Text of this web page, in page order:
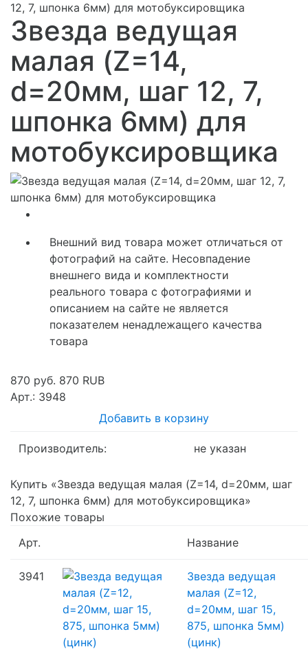
12, 7, шпонка 6мм) для мотобуксировщика
Звезда ведущая
малая (Z=14,
d=20мм, шаг 12, 7,
шпонка 6мм) для
мотобуксировщика
Внешний вид товара может отличаться от
фотографий на сайте. Несовпадение
внешнего вида и комплектности
реального товара с фотографиями и
описанием на сайте не является
показателем ненадлежащего качества
товара
870 руб. 870 RUB
Арт.: 3948
Добавить в корзину
Производитель: не указан
Купить «Звезда ведущая малая (Z=14, d=20мм, шаг
12, 7, шпонка 6мм) для мотобуксировщика»
Похожие товары
Арт.
Название
3941
Звезда ведущая
малая (Z=12,
d=20мм, шаг 15,
875, шпонка 5мм)
(цинк)